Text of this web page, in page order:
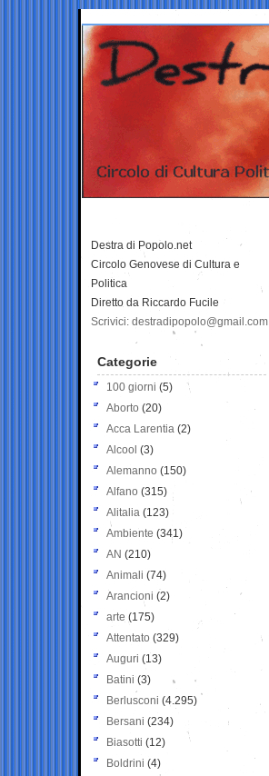
Destra di Popolo.net
Circolo Genovese di Cultura e
Politica
Diretto da Riccardo Fucile
Scrivici: destradipopolo@gmail.com
Categorie
100 giorni (5)
Aborto (20)
Acca Larentia (2)
Alcool (3)
Alemanno (150)
Alfano (315)
Alitalia (123)
Ambiente (341)
AN (210)
Animali (74)
Arancioni (2)
arte (175)
Attentato (329)
Auguri (13)
Batini (3)
Berlusconi (4.295)
Bersani (234)
Biasotti (12)
Boldrini (4)